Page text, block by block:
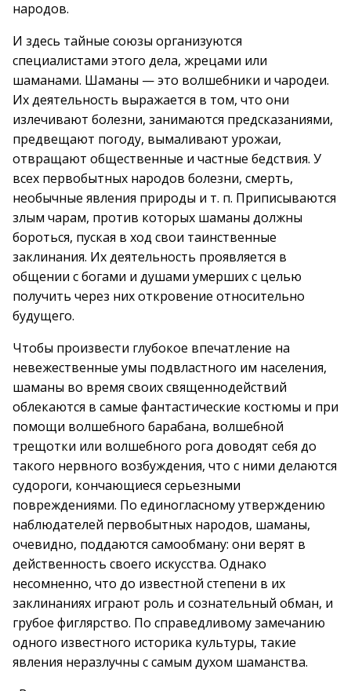
народов.
И здесь тайные союзы организуются
специалистами этого дела, жрецами или
шаманами. Шаманы — это волшебники и чародеи.
Их деятельность выражается в том, что они
излечивают болезни, занимаются предсказаниями,
предвещают погоду, вымаливают урожаи,
отвращают общественные и частные бедствия. У
всех первобытных народов болезни, смерть,
необычные явления природы и т. п. Приписываются
злым чарам, против которых шаманы должны
бороться, пуская в ход свои таинственные
заклинания. Их деятельность проявляется в
общении с богами и душами умерших с целью
получить через них откровение относительно
будущего.
Чтобы произвести глубокое впечатление на
невежественные умы подвластного им населения,
шаманы во время своих священнодействий
облекаются в самые фантастические костюмы и при
помощи волшебного барабана, волшебной
трещотки или волшебного рога доводят себя до
такого нервного возбуждения, что с ними делаются
судороги, кончающиеся серьезными
повреждениями. По единогласному утверждению
наблюдателей первобытных народов, шаманы,
очевидно, поддаются самообману: они верят в
действенность своего искусства. Однако
несомненно, что до известной степени в их
заклинаниях играют роль и сознательный обман, и
грубое фиглярство. По справедливому замечанию
одного известного историка культуры, такие
явления неразлучны с самым духом шаманства.